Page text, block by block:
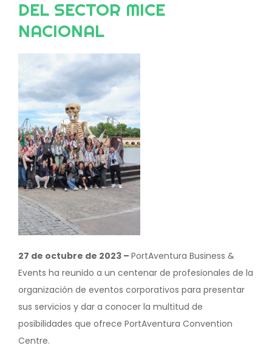
DEL SECTOR MICE
NACIONAL
27 de octubre de 2023 – PortAventura Business &
Events ha reunido a un centenar de profesionales de la
organización de eventos corporativos para presentar
sus servicios y dar a conocer la multitud de
posibilidades que ofrece PortAventura Convention
Centre.